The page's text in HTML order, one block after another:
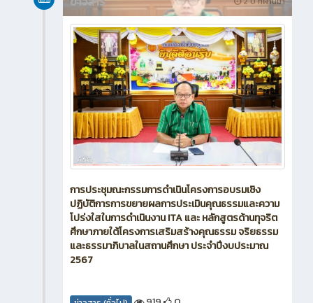
การประชุมณะกรรมการดำเนินโครงการอบรมเชิง
ปฏิบัติการการขยายผลการประเมินคุณธรรมและความ
โปร่งใสในการดำเนินงาน ITA และ หลักสูตรด้านทุจริต
ศึกษาภายใต้โครงการเสริมสร้างคุณธรรม จริยธรรม
และธรรมาภิบาลในสถานศึกษา ประจำปีงบประมาณ
2567